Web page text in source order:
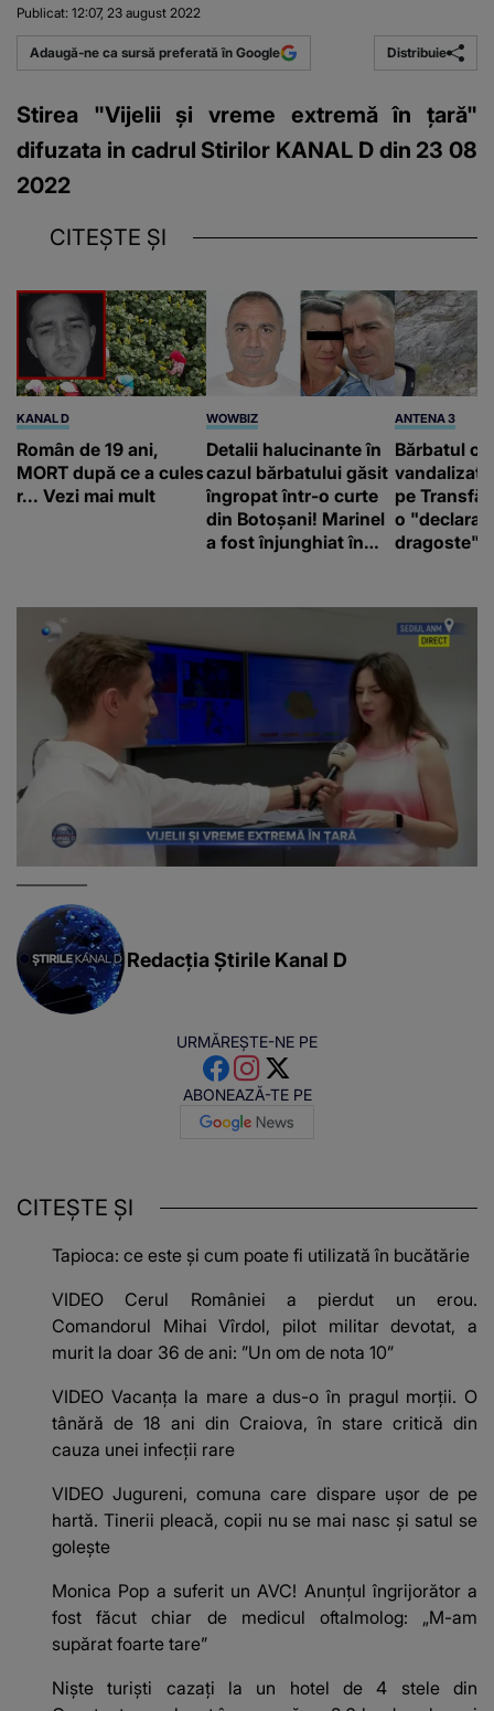
Publicat: 12:07, 23 august 2022
Adaugă-ne ca sursă preferată în Google Distribuie
Stirea "Vijelii și vreme extremă în țară"
difuzata in cadrul Stirilor KANAL D din 23 08
2022
CITEȘTE ȘI
KANAL D
Român de 19 ani,
MORT după ce a cules
r... Vezi mai mult
WOWBIZ
Detalii halucinante în
cazul bărbatului găsit
îngropat într-o curte
din Botoșani! Marinel
a fost înjunghiat în
suspecți
ANTENA 3
Bărbatul
vandalizat
pe
o
dragoste"
Redacția Știrile Kanal D
URMĂREȘTE-NE PE
ABONEAZĂ-TE PE
CITEȘTE ȘI
Tapioca: ce este și cum poate fi utilizată în bucătărie
VIDEO Cerul României a pierdut un erou.
Comandorul Mihai Vîrdol, pilot militar devotat, a
murit la doar 36 de ani: ”Un om de nota 10”
VIDEO Vacanța la mare a dus-o în pragul morții. O
tânără de 18 ani din Craiova, în stare critică din
cauza unei infecții rare
VIDEO Jugureni, comuna care dispare ușor de pe
hartă. Tinerii pleacă, copii nu se mai nasc și satul se
golește
Monica Pop a suferit un AVC! Anunțul îngrijorător a
fost făcut chiar de medicul oftalmolog: „M-am
supărat foarte tare”
Niște turiști cazați la un hotel de 4 stele din